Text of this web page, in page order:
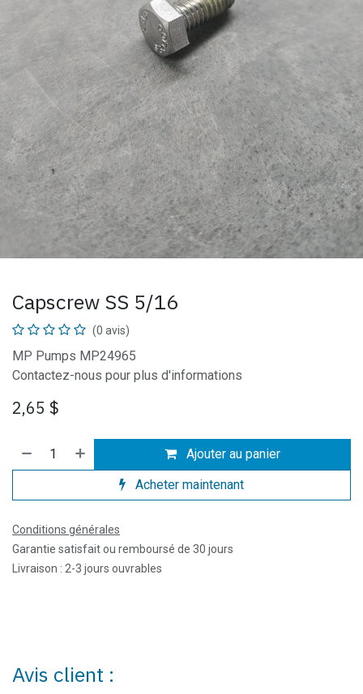
Capscrew SS 5/16
(0 avis)
MP Pumps MP24965
Contactez-nous pour plus d'informations
2,65 $
Ajouter au panier
Acheter maintenant
Conditions générales
Garantie satisfait ou remboursé de 30 jours
Livraison : 2-3 jours ouvrables
Avis client :